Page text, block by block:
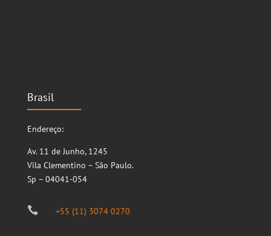
Brasil
Endereço:
Av. 11 de Junho, 1245
Vila Clementino – São Paulo.
Sp – 04041-054
 +55 (11) 3074 0270